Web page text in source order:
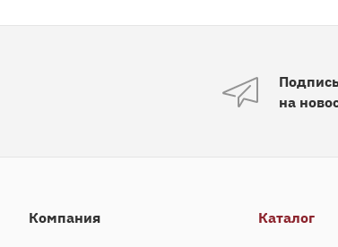
на
Компания Каталог